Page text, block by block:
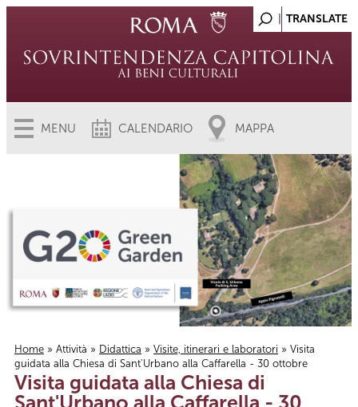
MENU CALENDARIO MAPPA
Tu sei qui
Home » Attività » Didattica » Visite, itinerari e laboratori » Visita
guidata alla Chiesa di Sant'Urbano alla Caffarella - 30 ottobre
Visita guidata alla Chiesa di